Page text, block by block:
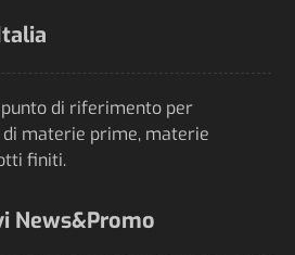
punto di riferimento per
materie prime, materie
finiti.
News&Promo